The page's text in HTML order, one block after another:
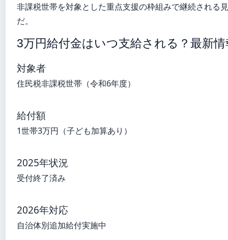
非課税世帯を対象とした重点支援の枠組みで継続される
だ。
3万円給付金はいつ支給される？最新情
対象者
住民税非課税世帯（令和6年度）
給付額
1世帯3万円（子ども加算あり）
2025年状況
受付終了済み
2026年対応
自治体別追加給付実施中